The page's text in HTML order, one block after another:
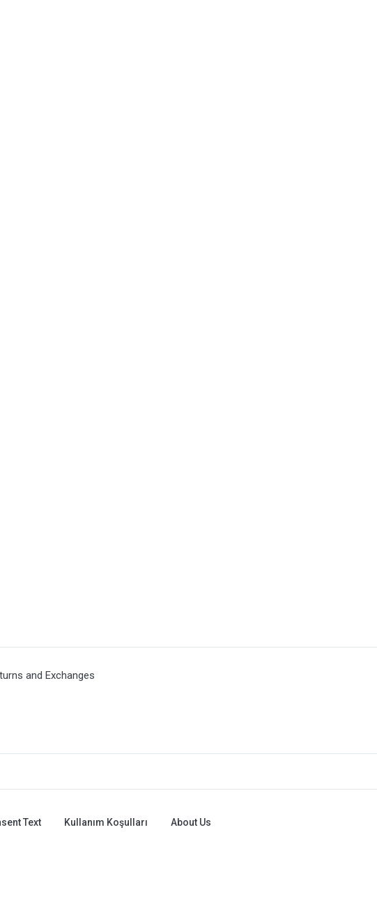
and Exchanges
Text Kullanım Koşulları About Us